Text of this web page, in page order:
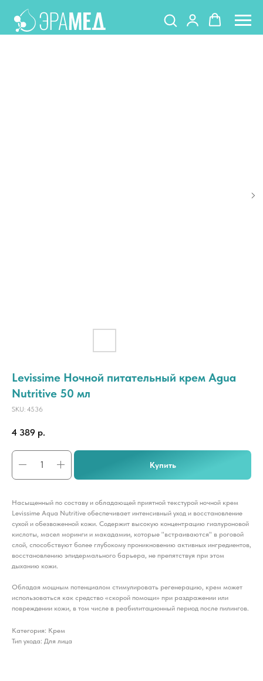
Levissime Ночной питательный крем Agua
Nutritive 50 мл
SKU: 4536
4 389 р.
Купить
Насыщенный по составу и обладающей приятной текстурой ночной крем
Levissime Aqua Nutritive обеспечивает интенсивный уход и восстановление
сухой и обезвоженной кожи. Содержит высокую концентрацию гиалуроновой
кислоты, масел моринги и макадамии, которые "встраиваются" в роговой
слой, способствуют более глубокому проникновению активных ингредиентов,
восстановлению эпидермального барьера, не препятствуя при этом
дыханию кожи.
Обладая мощным потенциалом стимулировать регенерацию, крем может
использоваться как средство «скорой помощи» при раздражении или
повреждении кожи, в том числе в реабилитационный период после пилингов.
Категория: Крем
Тип ухода: Для лица